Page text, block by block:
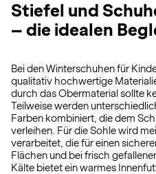
Stiefel und
– die idealen
Bei den Winterschuhen für
qualitativ hochwertige
durch das Obermaterial sollte
Teilweise werden
Farben kombiniert, die dem
verleihen. Für die Sohle wird
verarbeitet, die für einen
Flächen und bei frisch
Kälte bietet ein warmes